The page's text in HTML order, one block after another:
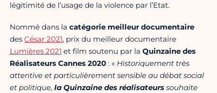
légitimité de l’usage de la violence par l’Etat.
Nommé dans la catégorie meilleur documentaire
des César 2021, prix du meilleur documentaire
Lumières 2021 et film soutenu par la Quinzaine des
Réalisateurs Cannes 2020 : « Historiquement très
attentive et particulièrement sensible au débat social
et politique, la Quinzaine des réalisateurs souhaite